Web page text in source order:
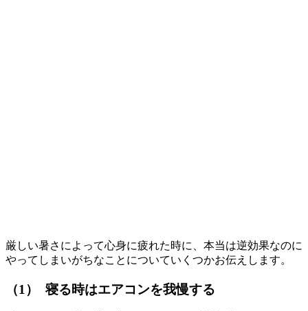
厳しい暑さによって心身に疲れた時に、本当は逆効果なのに
やってしまいがちなことについていくつかお伝えします。
（1） 寝る時はエアコンを我慢する